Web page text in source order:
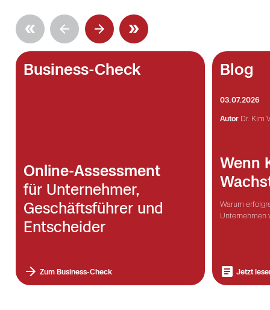
Business-Check
Online‑Assessment
für Unternehmer,
Geschäftsführer und
Entscheider
Zum Business-Check
Blog
03.07.2026
Autor Dr. Kim
Wenn
Warum
Unternehmen
Jetzt